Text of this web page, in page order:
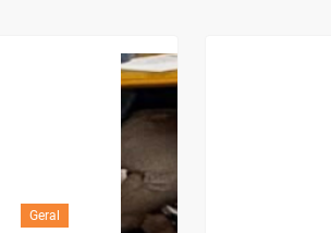
Geral